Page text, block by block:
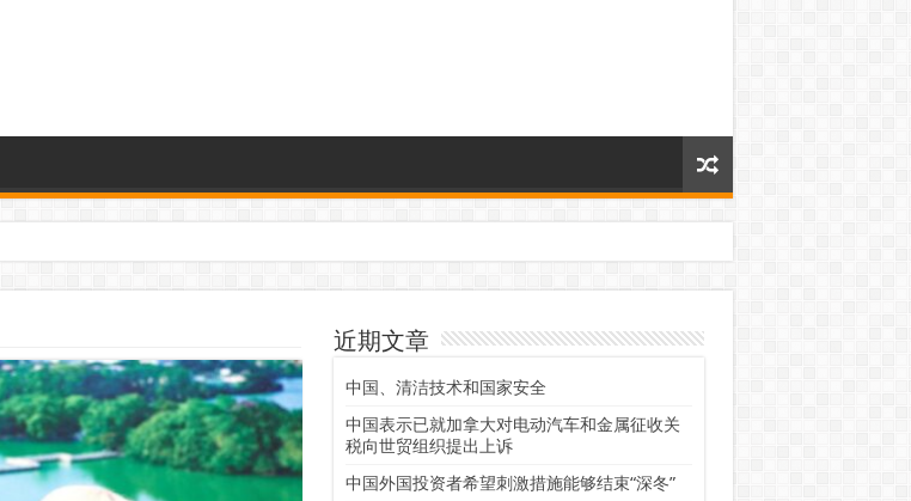
近期文章
中国、清洁技术和国家安全
中国表示已就加拿大对电动汽车和金属征收关
税向世贸组织提出上诉
中国外国投资者希望刺激措施能够结束“深冬”